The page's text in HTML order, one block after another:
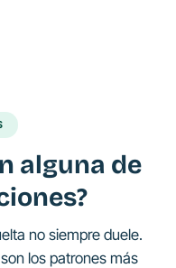
alguna de
no siempre duele.
los patrones más